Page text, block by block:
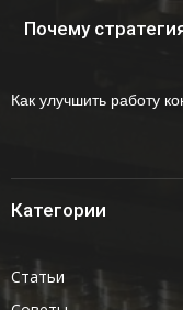
Почему
Как улучшить работу
Категории
Статьи